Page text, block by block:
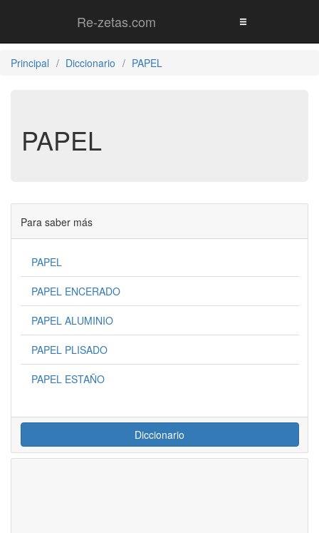
Re-zetas.com
Principal Diccionario PAPEL
PAPEL
Para saber más
PAPEL
PAPEL ENCERADO
PAPEL ALUMINIO
PAPEL PLISADO
PAPEL ESTAÑO
Diccionario